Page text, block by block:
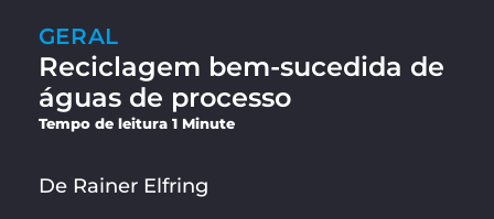
GERAL
Reciclagem bem-sucedida de
águas de processo
Tempo de leitura 1 Minute
De Rainer Elfring